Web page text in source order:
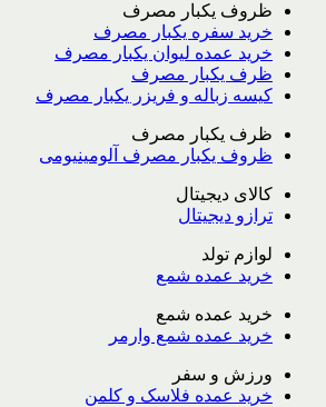
ظروف یکبار مصرف
خرید سفره یکبار مصرف
خرید عمده لیوان یکبار مصرف
ظرف یکبار مصرف
کیسه زباله و فریزر یکبار مصرف
ظرف یکبار مصرف
ظروف یکبار مصرف آلومینیومی
کالای دیجیتال
ترازو دیجیتال
لوازم تولد
خرید عمده شمع
خرید عمده شمع
خرید عمده شمع وارمر
ورزش و سفر
خرید عمده فلاسک و کلمن